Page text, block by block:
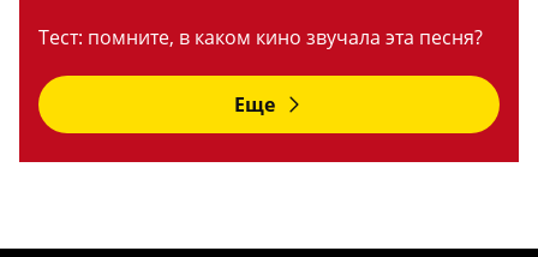
Тест: помните, в каком кино звучала эта песня?
Еще